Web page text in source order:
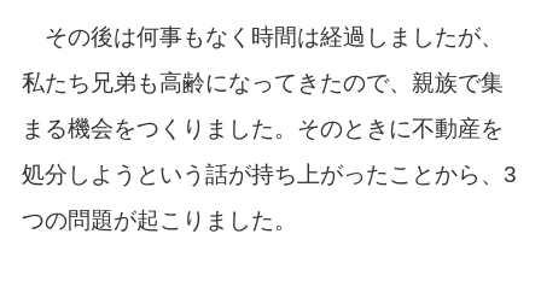
その後は何事もなく時間は経過しましたが、
私たち兄弟も高齢になってきたので、親族で集
まる機会をつくりました。そのときに不動産を
処分しようという話が持ち上がったことから、3
つの問題が起こりました。